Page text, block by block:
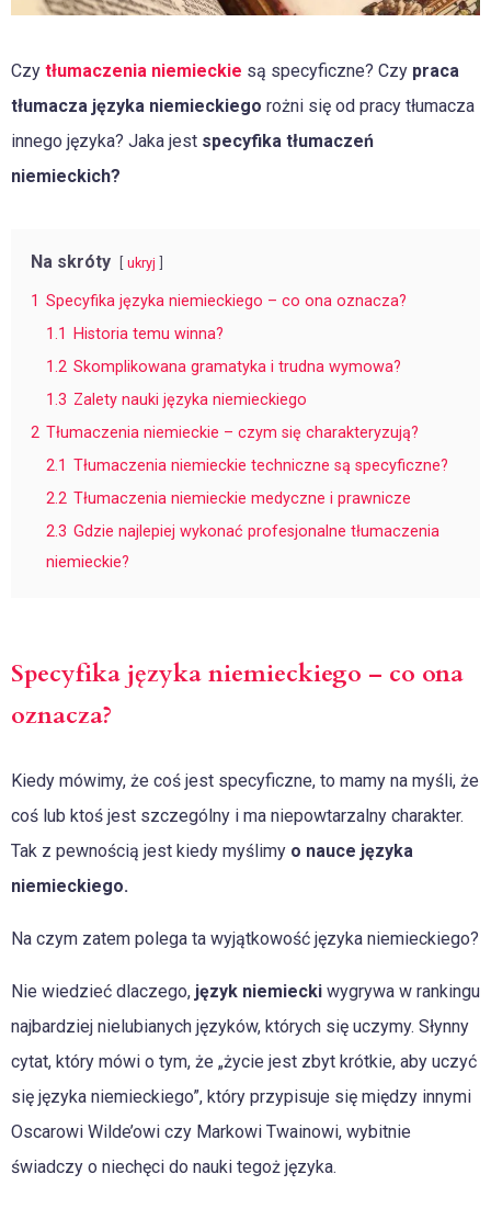
Czy tłumaczenia niemieckie są specyficzne? Czy praca
tłumacza języka niemieckiego rożni się od pracy tłumacza
innego języka? Jaka jest specyfika tłumaczeń
niemieckich?
Na skróty ukryj
1 Specyfika języka niemieckiego – co ona oznacza?
1.1
Historia temu winna?
1.2 Skomplikowana gramatyka i trudna wymowa?
1.3 Zalety nauki języka niemieckiego
2 Tłumaczenia niemieckie – czym się charakteryzują?
2.1 Tłumaczenia niemieckie techniczne są specyficzne?
2.2 Tłumaczenia niemieckie medyczne i prawnicze
2.3 Gdzie najlepiej wykonać profesjonalne tłumaczenia
niemieckie?
Specyfika języka niemieckiego – co ona
oznacza?
Kiedy mówimy, że coś jest specyficzne, to mamy na myśli, że
coś lub ktoś jest szczególny i ma niepowtarzalny charakter.
Tak z pewnością jest kiedy myślimy o nauce języka
niemieckiego.
Na czym zatem polega ta wyjątkowość języka niemieckiego?
Nie wiedzieć dlaczego, język niemiecki wygrywa w rankingu
najbardziej nielubianych języków, których się uczymy. Słynny
cytat, który mówi o tym, że „życie jest zbyt krótkie, aby uczyć
się języka niemieckiego”, który przypisuje się między innymi
Oscarowi Wilde’owi czy Markowi Twainowi, wybitnie
świadczy o niechęci do nauki tegoż języka.